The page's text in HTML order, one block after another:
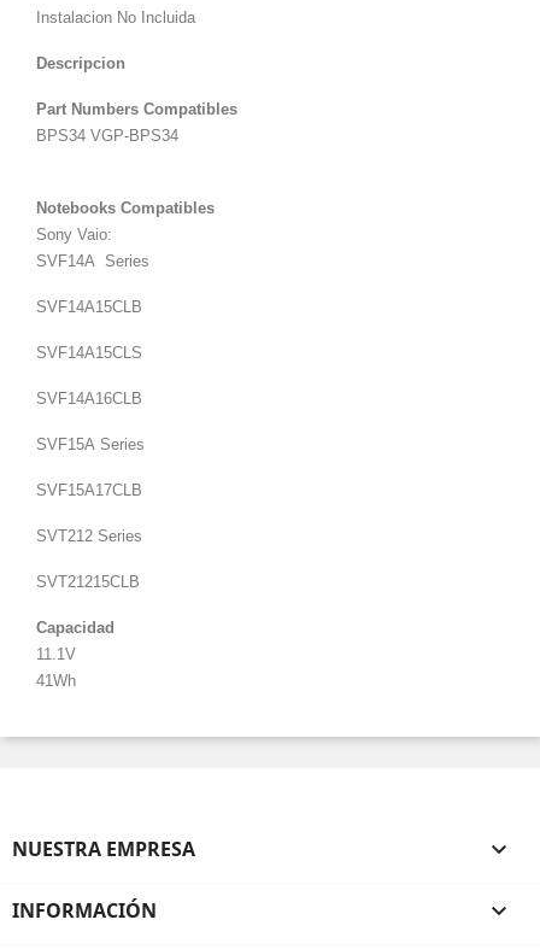
Instalacion No Incluida
Descripcion
Part Numbers Compatibles
BPS34 VGP-BPS34
Notebooks Compatibles
Sony Vaio:
SVF14A
Series
SVF14A15CLB
SVF14A15CLS
SVF14A16CLB
SVF15A Series
SVF15A17CLB
SVT212 Series
SVT21215CLB
Capacidad
11.1V
41Wh
NUESTRA EMPRESA 
INFORMACIÓN 